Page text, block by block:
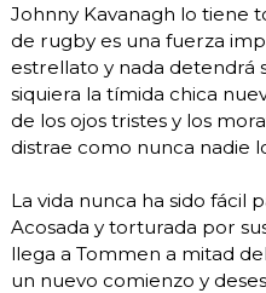
Johnny Kavanagh lo tiene
de rugby es una fuerza
estrellato y nada detendrá
siquiera la tímida chica
de los ojos tristes y los
distrae como nunca nadie
La vida nunca ha sido fácil
Acosada y torturada por
llega a Tommen a mitad
un nuevo comienzo y